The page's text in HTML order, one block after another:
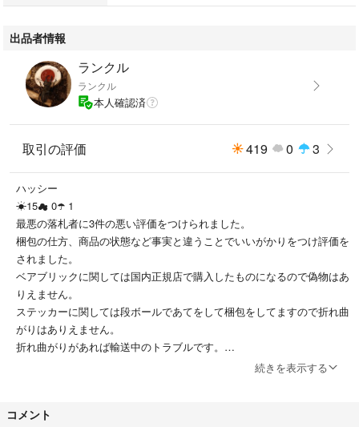
基本的には平日に郵便局より発送させて頂きますのでお待ち頂けば幸いで
出品者情報
ランクル
ランクル
本人確認済
取引の評価 419 0 3
ハッシー
☀15☁ 0☂️ 1
最悪の落札者に3件の悪い評価をつけられました。
梱包の仕方、商品の状態など事実と違うことでいいがかりをつけ評価を
されました。
ベアブリックに関しては国内正規店で購入したものになるので偽物はあ
りえません。
ステッカーに関しては段ボールであてをして梱包をしてますので折れ曲
がりはありえません。
折れ曲がりがあれば輸送中のトラブルです。
冊子も綺麗なものを送っていますので折れ曲がりがあれば輸送中のトラ
続きを表示する
コメント